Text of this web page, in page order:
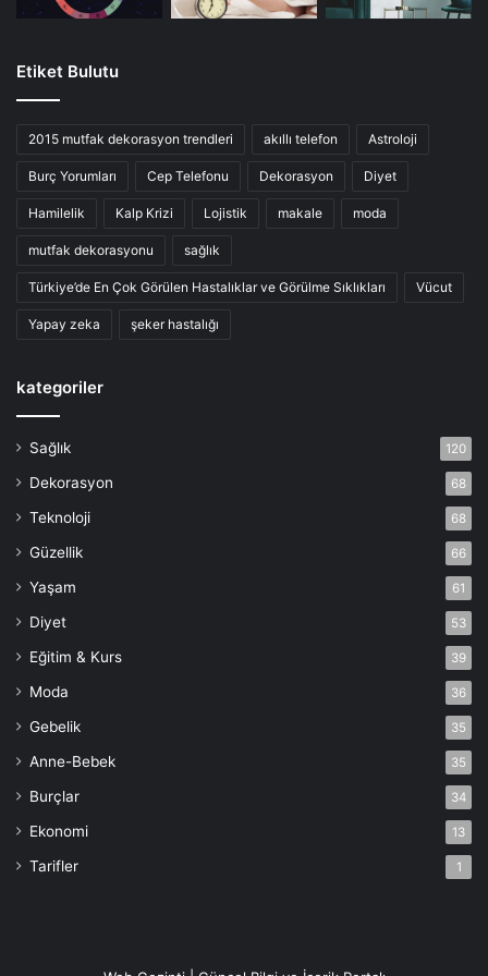
Etiket Bulutu
2015 mutfak dekorasyon trendleri akıllı telefon Astroloji
Burç Yorumları Cep Telefonu Dekorasyon Diyet
Hamilelik Kalp Krizi Lojistik makale moda
mutfak dekorasyonu sağlık
Türkiye’de En Çok Görülen Hastalıklar ve Görülme Sıklıkları Vücut
Yapay zeka şeker hastalığı
kategoriler
Sağlık 120
Dekorasyon 68
Teknoloji 68
Güzellik 66
Yaşam 61
Diyet 53
Eğitim & Kurs 39
Moda 36
Gebelik 35
Anne-Bebek 35
Burçlar 34
Ekonomi 13
Tarifler 1